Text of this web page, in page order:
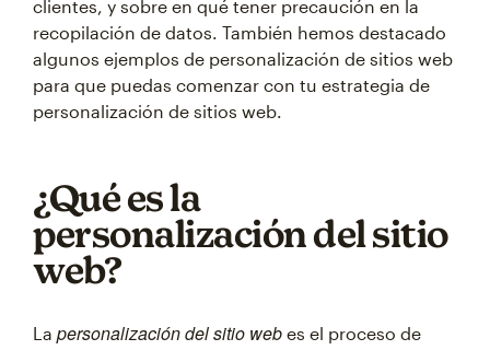
clientes, y sobre en qué tener precaución en la
recopilación de datos. También hemos destacado
algunos ejemplos de personalización de sitios web
para que puedas comenzar con tu estrategia de
personalización de sitios web.
¿Qué es la
personalización del sitio
web?
La personalización del sitio web es el proceso de